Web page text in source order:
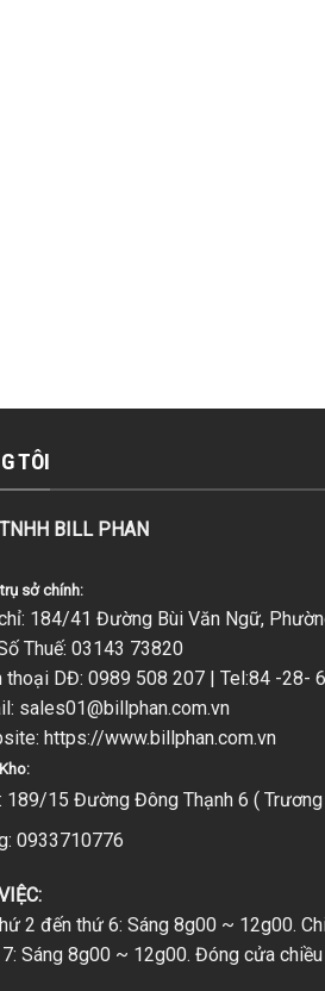
TÔI
BILL PHAN
sở chính:
184/41 Đường Bùi Văn Ngữ, Phường
Thuế: 03143 73820
DĐ: 0989 508 207 | Tel:84 -28-
sales01@billphan.com.vn
https://www.billphan.com.vn
189/15 Đường Đông Thạnh 6 ( Trương
0933710776
2 đến thứ 6: Sáng 8g00 ~ 12g00.
8g00 ~ 12g00. Đóng cửa chiều